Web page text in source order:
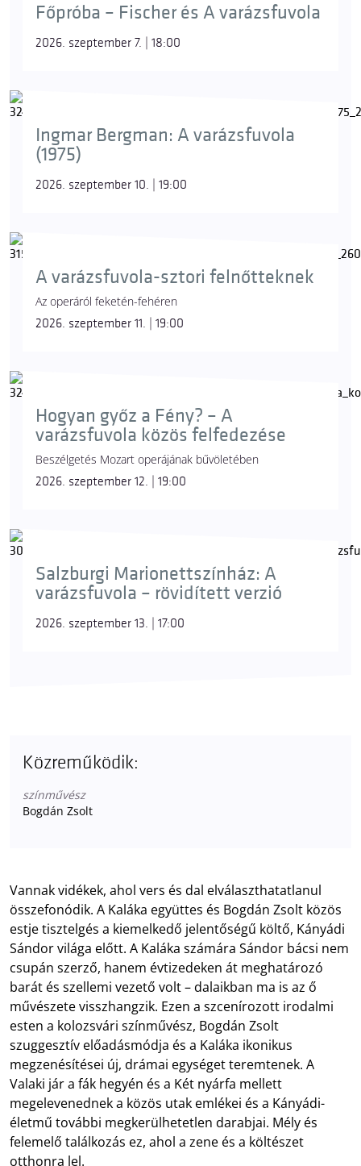
Főpróba – Fischer és A varázsfuvola
2026. szeptember 7. | 18:00
Ingmar Bergman: A varázsfuvola
(1975)
2026. szeptember 10. | 19:00
A varázsfuvola-sztori felnőtteknek
Az operáról feketén-fehéren
2026. szeptember 11. | 19:00
Hogyan győz a Fény? – A
varázsfuvola közös felfedezése
Beszélgetés Mozart operájának bűvöletében
2026. szeptember 12. | 19:00
Salzburgi Marionettszínház: A
varázsfuvola – rövidített verzió
2026. szeptember 13. | 17:00
Közreműködik:
színművész
Bogdán Zsolt
Vannak vidékek, ahol vers és dal elválaszthatatlanul
összefonódik. A Kaláka együttes és Bogdán Zsolt közös
estje tisztelgés a kiemelkedő jelentőségű költő, Kányádi
Sándor világa előtt. A Kaláka számára Sándor bácsi nem
csupán szerző, hanem évtizedeken át meghatározó
barát és szellemi vezető volt – dalaikban ma is az ő
művészete visszhangzik. Ezen a szcenírozott irodalmi
esten a kolozsvári színművész, Bogdán Zsolt
szuggesztív előadásmódja és a Kaláka ikonikus
megzenésítései új, drámai egységet teremtenek. A
Valaki jár a fák hegyén és a Két nyárfa mellett
megelevenednek a közös utak emlékei és a Kányádi-
életmű további megkerülhetetlen darabjai. Mély és
felemelő találkozás ez, ahol a zene és a költészet
otthonra lel.